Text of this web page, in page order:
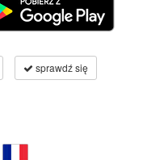
sprawdź się